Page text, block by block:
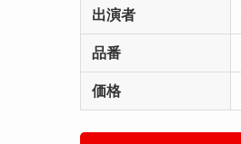
出演者
品番
価格